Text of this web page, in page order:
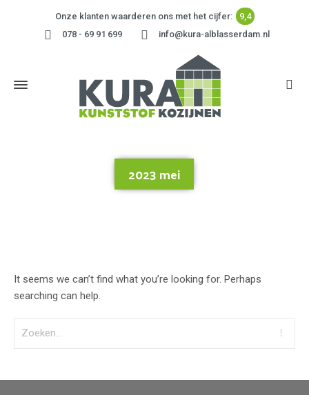
Onze klanten waarderen ons met het cijfer:
9,4
078 - 69 91 699
info@kura-alblasserdam.nl
2023 mei
It seems we can’t find what you’re looking for. Perhaps
searching can help.